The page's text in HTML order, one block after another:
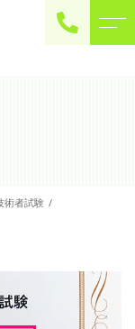
術者試験